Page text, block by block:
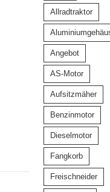
Allradtraktor
Angebot
AS-Motor
Aufsitzmäher
Benzinmotor
Dieselmotor
Fangkorb
Freischneider